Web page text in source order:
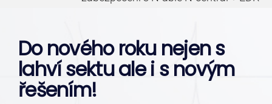
Do nového roku nejen s
lahví sektu ale i s novým
řešením!